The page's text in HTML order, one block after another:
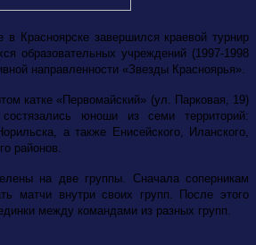
в Красноярске завершился краевой турнир
образовательных учреждений (1997-1998
направленности «Звезды Красноярья».
катке «Первомайский» (ул. Парковая, 19)
юноши из семи территорий:
а также Енисейского, Иланского,
районов.
на две группы. Сначала соперникам
матчи внутри своих групп. После этого
между командами из разных групп.